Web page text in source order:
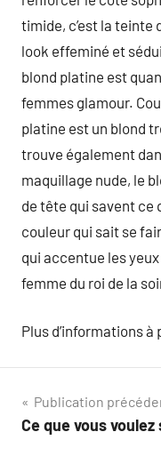
timide, c’est la teinte
look effeminé et
blond platine est
femmes glamour.
platine est un blond
trouve également
maquillage nude, le
de tête qui savent ce
couleur qui sait se
qui accentue les
femme du roi de la
Plus d’informations à
Navigation
de
Publication
Ce que vous